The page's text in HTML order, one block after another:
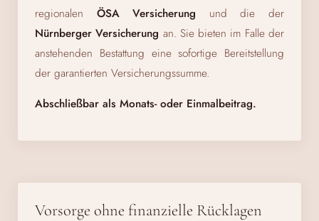
regionalen ÖSA Versicherung und die der
Nürnberger Versicherung an. Sie bieten im Falle der
anstehenden Bestattung eine sofortige Bereitstellung
der garantierten Versicherungssumme.
Abschließbar als Monats- oder Einmalbeitrag.
Vorsorge ohne finanzielle Rücklagen